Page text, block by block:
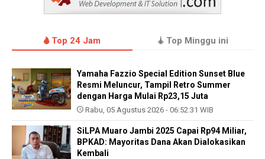
Top 24 Jam Top Minggu ini
Yamaha Fazzio Special Edition Sunset Blue
Resmi Meluncur, Tampil Retro Summer
dengan Harga Mulai Rp23,15 Juta
Rabu, 05 Agustus 2026 - 06:52:31 WIB
SiLPA Muaro Jambi 2025 Capai Rp94 Miliar,
BPKAD: Mayoritas Dana Akan Dialokasikan
Kembali